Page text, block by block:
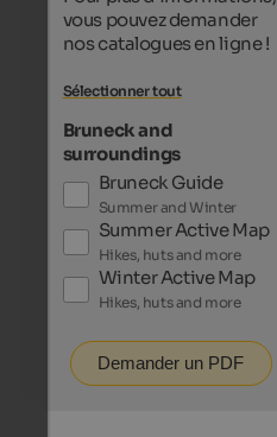
vous pouvez demander
nos catalogues en ligne !
Sélectionner tout
Bruneck and
surroundings
Bruneck Guide
Summer and Winter
Summer Active Map
Hikes, huts and more
Winter Active Map
Hikes, huts and more
Demander un PDF